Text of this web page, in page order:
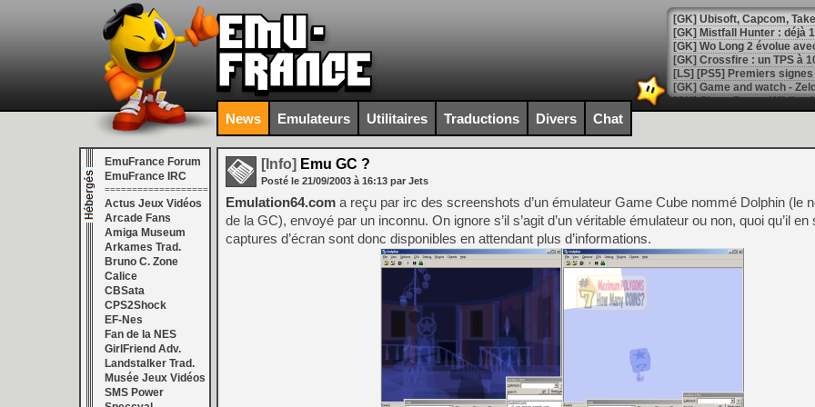
[GK] Mistfall Hunter : déjà
[GK] Wo Long 2 évolue
[GK] Crossfire : un TPS à
[LS] [PS5] Premiers
[Mo5] DOOM arrive en
[GK] Bethesda fête les 30
[GK] Roblox : l'action en
[GK] Agenda - GeForce
[GK] Devolver Digital en a
[LS] [PS5] ps5-y2jb-
[GK] Pourquoi Marvel
[GK] Test : Restory : Chill
[GK] GTA 6 : Rockstar
[GK] Hot Wheels Infinite
[GK] Mémoire cash -
[GK] Résultats Nintendo :
News Emulateurs Utilitaires Traductions Divers Chat
EmuFrance Forum
EmuFrance IRC
===================
Actus Jeux Vidéos
Arcade Fans
Amiga Museum
Arkames Trad.
Bruno C. Zone
Calice
CBSata
CPS2Shock
EF-Nes
Fan de la NES
GirlFriend Adv.
Landstalker Trad.
Musée Jeux Vidéos
SMS Power
[Info] Emu GC ?
Posté le 21/09/2003 à 16:13 par Jets
Emulation64.com a reçu par irc des screenshots d’un émulateur Game Cube nommé Dolphin (le
de la GC), envoyé par un inconnu. On ignore s’il s’agit d’un véritable émulateur ou non, quoi qu’il en
captures d’écran sont donc disponibles en attendant plus d’informations.